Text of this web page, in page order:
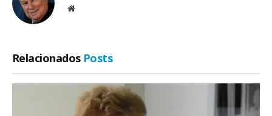
Site
Relacionados Posts